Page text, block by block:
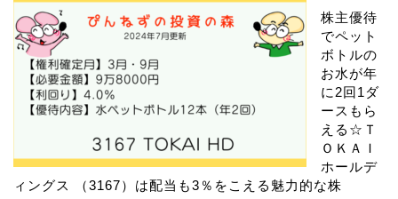
株主優待
でペット
ボトルの
お水が年
に2回1ダ
ースもら
える☆Ｔ
ＯＫＡＩ
ホールデ
ィングス （3167）は配当も3％をこえる魅力的な株